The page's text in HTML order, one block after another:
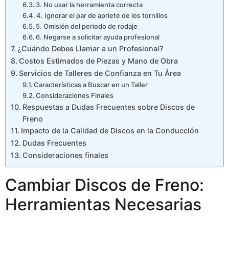
3. No usar la herramienta correcta
4. Ignorar el par de apriete de los tornillos
5. Omisión del periodo de rodaje
6. Negarse a solicitar ayuda profesional
¿Cuándo Debes Llamar a un Profesional?
Costos Estimados de Piezas y Mano de Obra
Servicios de Talleres de Confianza en Tu Área
Características a Buscar en un Taller
Consideraciones Finales
Respuestas a Dudas Frecuentes sobre Discos de
Freno
Impacto de la Calidad de Discos en la Conducción
Dudas Frecuentes
Consideraciones finales
Cambiar Discos de Freno:
Herramientas Necesarias